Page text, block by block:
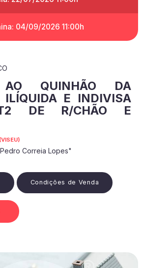
04/09/2026 11:00h
AO QUINHÃO DA
ILÍQUIDA E INDIVISA
DE R/CHÃO E
Correia Lopes"
Condições de Venda